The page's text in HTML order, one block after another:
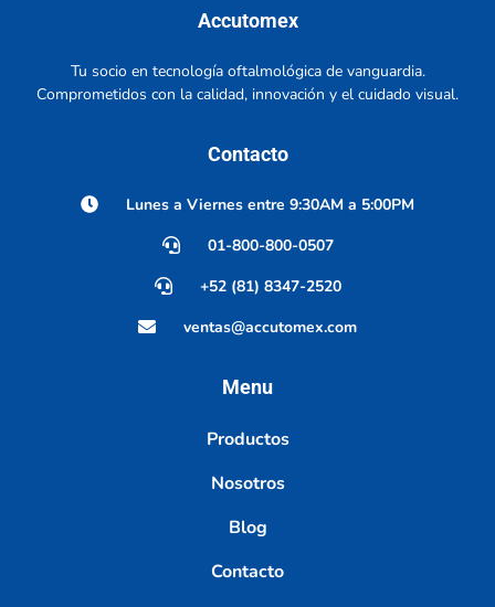
Accutomex
Tu socio en tecnología oftalmológica de vanguardia.
Comprometidos con la calidad, innovación y el cuidado visual.
Contacto
Lunes a Viernes entre 9:30AM a 5:00PM
01-800-800-0507
+52 (81) 8347-2520
ventas@accutomex.com
Menu
Productos
Nosotros
Blog
Contacto